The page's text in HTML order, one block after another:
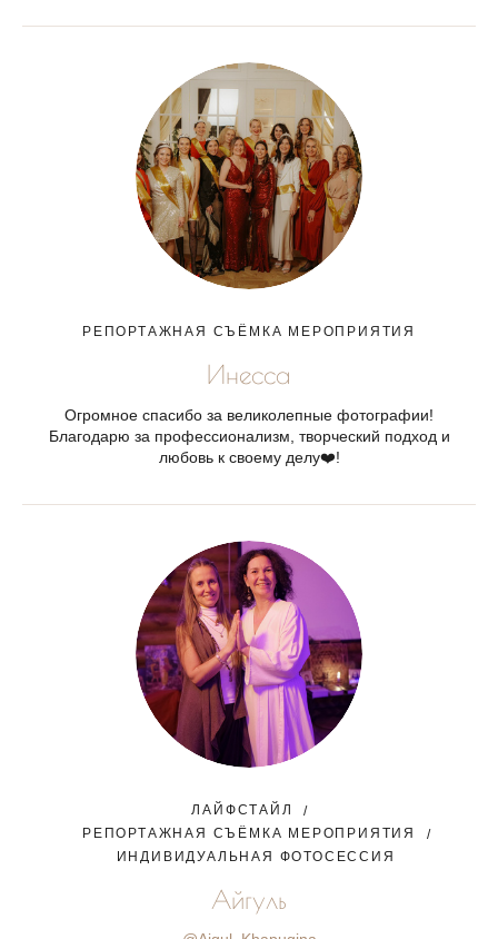
РЕПОРТАЖНАЯ СЪЁМКА МЕРОПРИЯТИЯ
Инесса
Огромное спасибо за великолепные фотографии!
Благодарю за профессионализм, творческий подход и
любовь к своему делу❤️!
ЛАЙФСТАЙЛ
РЕПОРТАЖНАЯ СЪЁМКА МЕРОПРИЯТИЯ
ИНДИВИДУАЛЬНАЯ ФОТОСЕССИЯ
Айгуль